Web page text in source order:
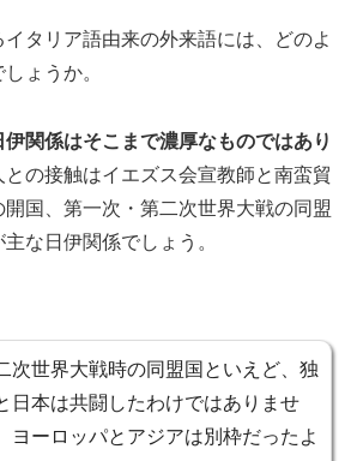
タリア語由来の外来語には、どのよ
ょうか。
伊関係はそこまで濃厚なものではあり
との接触はイエズス会宣教師と南蛮貿
国、第一次・第二次世界大戦の同盟
な日伊関係でしょう。
次世界大戦時の同盟国といえど、独
日本は共闘したわけではありませ
ヨーロッパとアジアは別枠だったよ